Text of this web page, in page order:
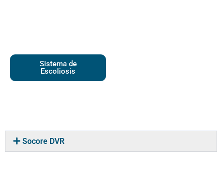
Sistema de
Escoliosis
Socore DVR